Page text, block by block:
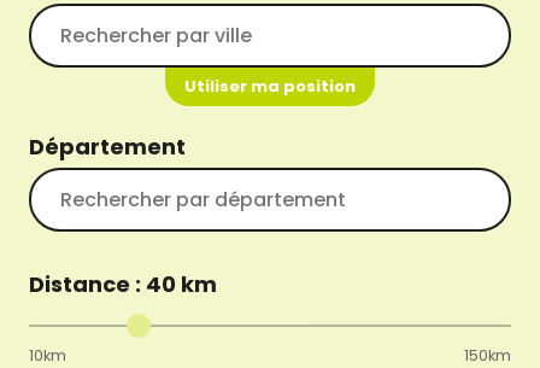
Utiliser ma position
Département
Distance : 40 km
10km 150km